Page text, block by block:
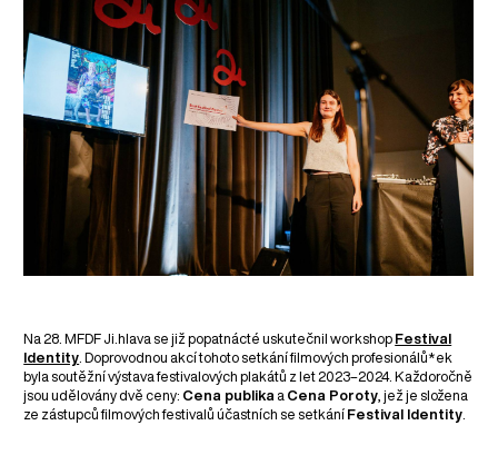
Na 28. MFDF Ji.hlava se již popatnácté uskutečnil workshop Festival
Identity . Doprovodnou akcí tohoto setkání filmových profesionálů*ek
byla soutěžní výstava festivalových plakátů z let 2023–2024. Každoročně
jsou udělovány dvě ceny: Cena publika a Cena Poroty , jež je složena
ze zástupců filmových festivalů účastních se setkání Festival Identity